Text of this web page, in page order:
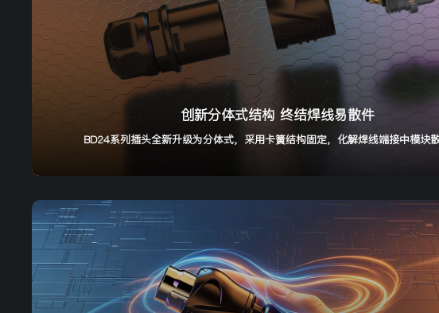
创新分体式结构 终结焊线易散件
BD24系列插头全新升级为分体式，采用卡簧结构固定，化解焊线端接中模块